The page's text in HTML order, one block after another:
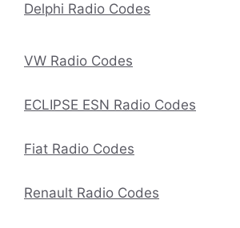
Delphi Radio Codes
VW Radio Codes
ECLIPSE ESN Radio Codes
Fiat Radio Codes
Renault Radio Codes